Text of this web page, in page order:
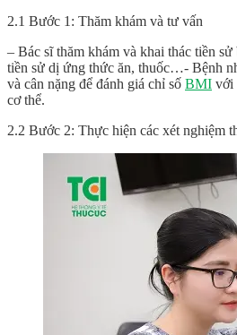
2.1 Bước 1: Thăm khám và tư vấn
– Bác sĩ thăm khám và khai thác tiền
tiền sử dị ứng thức ăn, thuốc…- Bệnh
và cân nặng để đánh giá chỉ số BMI với
cơ thể.
2.2 Bước 2: Thực hiện các xét nghiệm